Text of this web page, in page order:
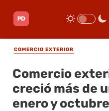
COMERCIO EXTERIOR
Comercio
creció más de
enero y